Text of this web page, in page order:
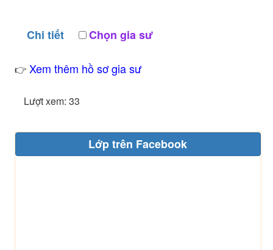
Chi tiết Chọn gia sư
👉 Xem thêm hồ sơ gia sư
Lượt xem: 33
Lớp trên Facebook